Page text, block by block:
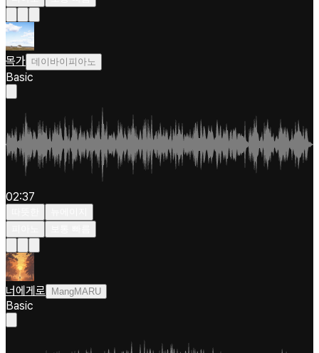
목가 데이바이피아노
Basic
02:37
너에게로 MangMARU
Basic